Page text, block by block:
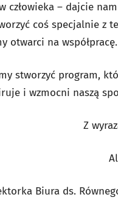
człowieka – dajcie
coś specjalnie z
otwarci na współpracę.
stworzyć program,
i wzmocni naszą
Z
Biura ds.